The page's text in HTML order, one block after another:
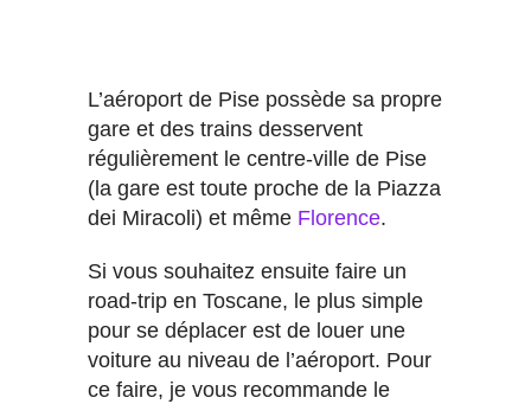
L’aéroport de Pise possède sa propre
gare et des trains desservent
régulièrement le centre-ville de Pise
(la gare est toute proche de la Piazza
dei Miracoli) et même Florence.
Si vous souhaitez ensuite faire un
road-trip en Toscane, le plus simple
pour se déplacer est de louer une
voiture au niveau de l’aéroport. Pour
ce faire, je vous recommande le